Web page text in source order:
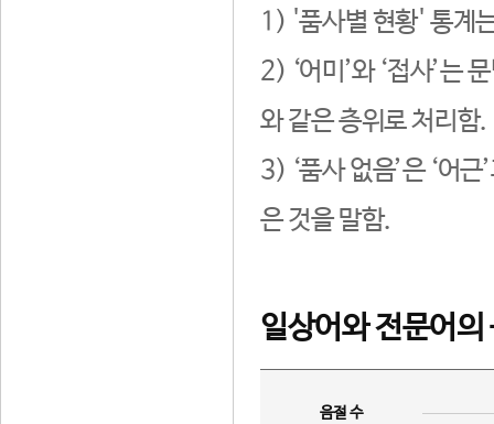
1) '품사별 현황' 통계
2) ‘어미’와 ‘접사’는
와 같은 층위로 처리함.
3) ‘품사 없음’은 ‘어
은 것을 말함.
일상어와 전문어의
음절 수